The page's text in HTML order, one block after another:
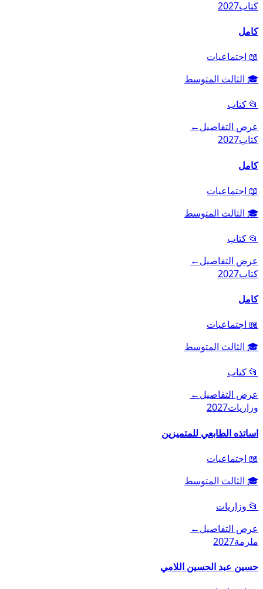
كتاب2027
كامل
📖 اجتماعيات
🎓 الثالث المتوسط
📂 كتاب
عرض التفاصيل←
كتاب2027
كامل
📖 اجتماعيات
🎓 الثالث المتوسط
📂 كتاب
عرض التفاصيل←
كتاب2027
كامل
📖 اجتماعيات
🎓 الثالث المتوسط
📂 كتاب
عرض التفاصيل←
وزاريات2027
اساتذه الطابعي للمتميزين
📖 اجتماعيات
🎓 الثالث المتوسط
📂 وزاريات
عرض التفاصيل←
ملزمة2027
حسين عبد الحسين اللامي